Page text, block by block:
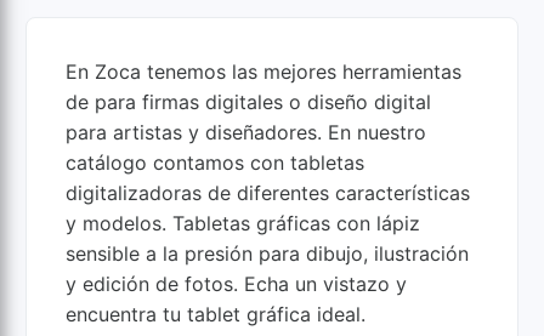
En Zoca tenemos las mejores herramientas
de para firmas digitales o diseño digital
para artistas y diseñadores. En nuestro
catálogo contamos con tabletas
digitalizadoras de diferentes características
y modelos. Tabletas gráficas con lápiz
sensible a la presión para dibujo, ilustración
y edición de fotos. Echa un vistazo y
encuentra tu tablet gráfica ideal.